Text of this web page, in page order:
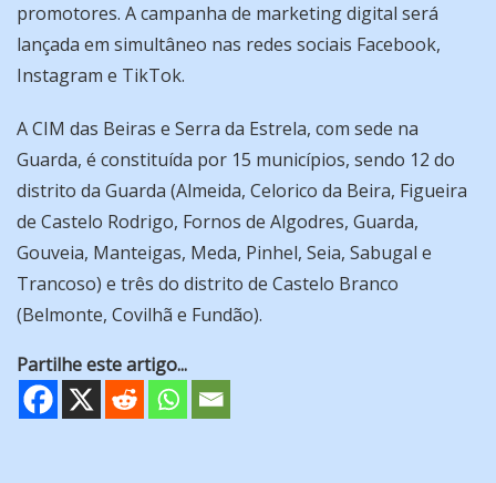
promotores. A campanha de marketing digital será
lançada em simultâneo nas redes sociais Facebook,
Instagram e TikTok.
A CIM das Beiras e Serra da Estrela, com sede na
Guarda, é constituída por 15 municípios, sendo 12 do
distrito da Guarda (Almeida, Celorico da Beira, Figueira
de Castelo Rodrigo, Fornos de Algodres, Guarda,
Gouveia, Manteigas, Meda, Pinhel, Seia, Sabugal e
Trancoso) e três do distrito de Castelo Branco
(Belmonte, Covilhã e Fundão).
Partilhe este artigo...